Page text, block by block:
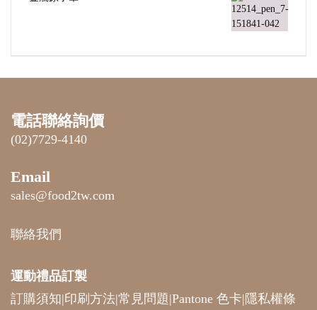
電話聯絡詢價
(02)7729-4140
Email
sales@food2tw.com
聯絡我們
運動禮品訂製
訂購須知|印刷方法|常見問題|Pantone 色卡|隱私權條